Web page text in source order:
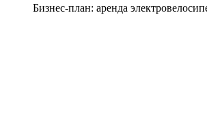
Бизнес-план: аренда